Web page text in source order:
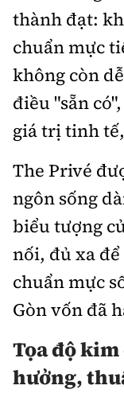
Giới thiệu dự án
Đất nền
Nhà ở xã hội
Góc cư dân
Xu hướng tiêu
Nhà đẹp
Kiến trúc phong
Tư vấn
Video
Multimedia
Emagazine
Photo
Infographic
Sách Vận
Cơ quan chủ
Số 2 Nguyễn
thành đạt:
chuẩn mực
không còn
điều "sẵn
giá trị tinh
The Privé
ngôn sống
biểu tượng
nối, đủ xa
chuẩn mực
Gòn vốn đã
Tọa độ
hưởng,